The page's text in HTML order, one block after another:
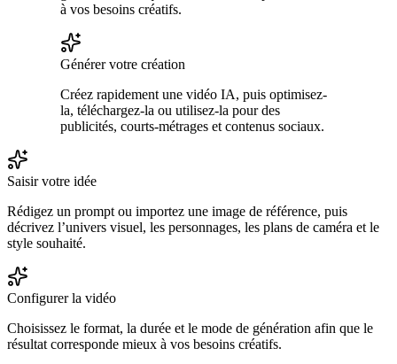
à vos besoins créatifs.
Générer votre création
Créez rapidement une vidéo IA, puis optimisez-
la, téléchargez-la ou utilisez-la pour des
publicités, courts-métrages et contenus sociaux.
Saisir votre idée
Rédigez un prompt ou importez une image de référence, puis
décrivez l’univers visuel, les personnages, les plans de caméra et le
style souhaité.
Configurer la vidéo
Choisissez le format, la durée et le mode de génération afin que le
résultat corresponde mieux à vos besoins créatifs.